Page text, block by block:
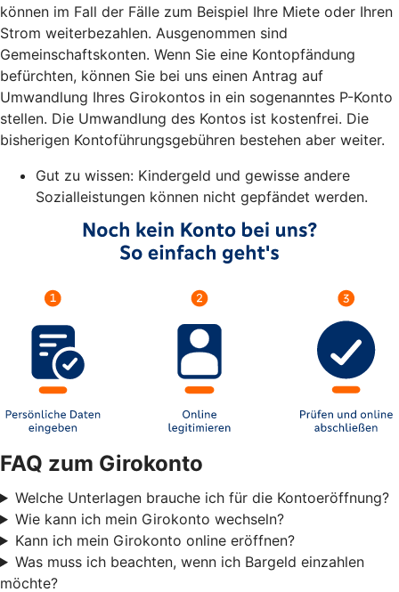
können im Fall der Fälle zum Beispiel Ihre Miete oder Ihren
Strom weiterbezahlen. Ausgenommen sind
Gemeinschaftskonten. Wenn Sie eine Kontopfändung
befürchten, können Sie bei uns einen Antrag auf
Umwandlung Ihres Girokontos in ein sogenanntes P-Konto
stellen. Die Umwandlung des Kontos ist kostenfrei. Die
bisherigen Kontoführungsgebühren bestehen aber weiter.
Gut zu wissen: Kindergeld und gewisse andere
Sozialleistungen können nicht gepfändet werden.
FAQ zum Girokonto
Welche Unterlagen brauche ich für die Kontoeröffnung?
Wie kann ich mein Girokonto wechseln?
Kann ich mein Girokonto online eröffnen?
Was muss ich beachten, wenn ich Bargeld einzahlen
möchte?